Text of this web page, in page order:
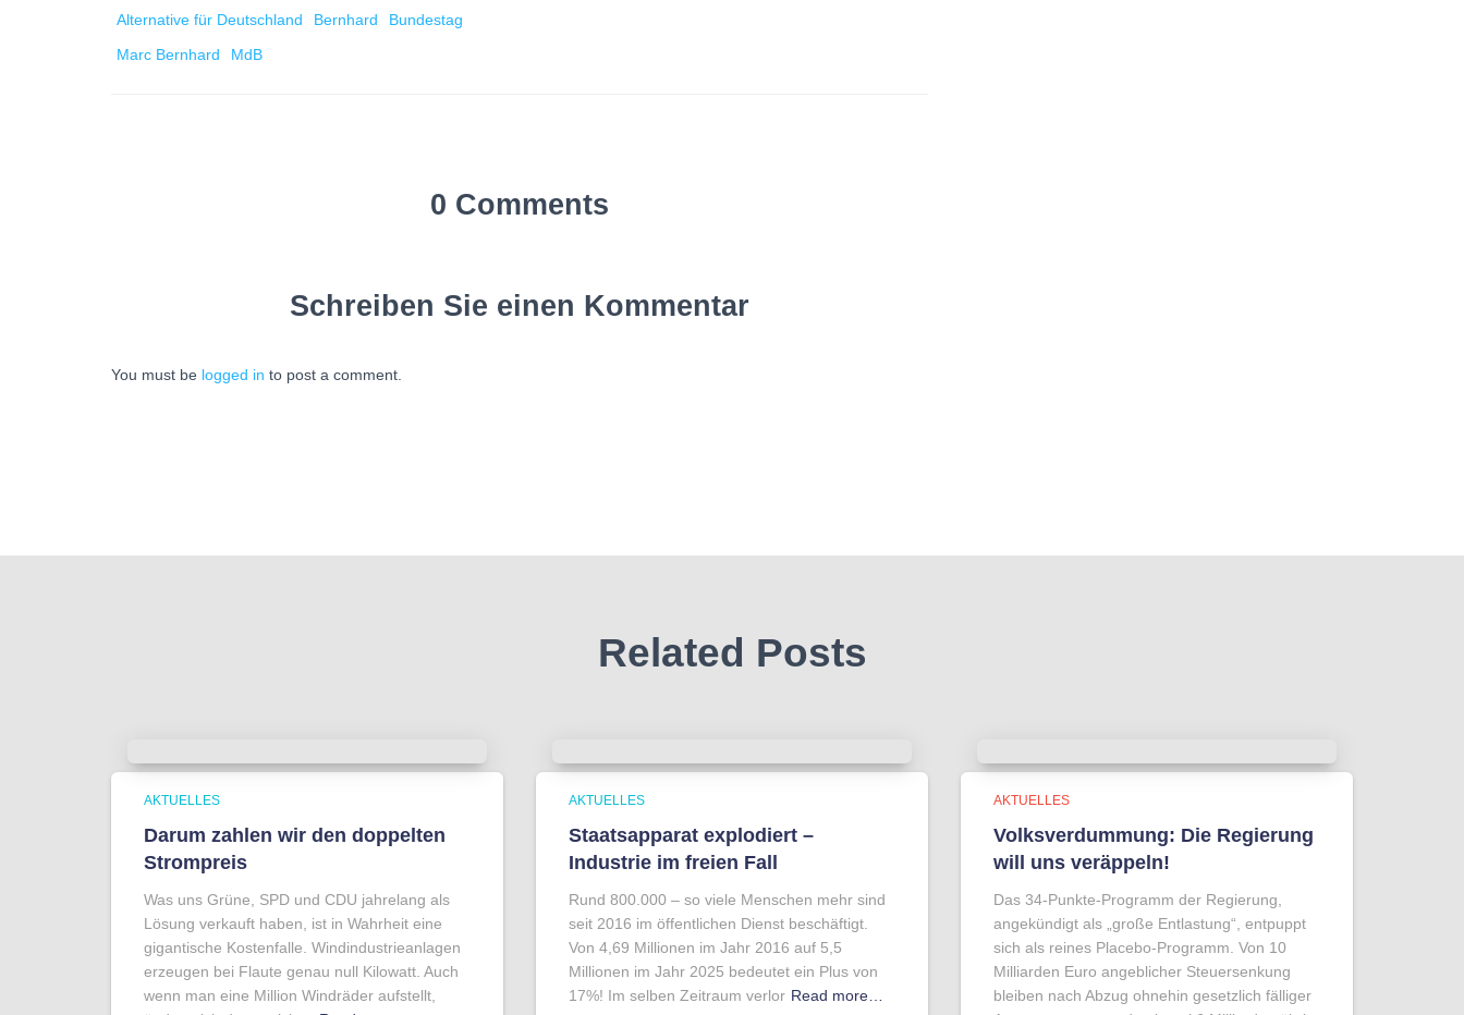
Alternative für Deutschland
Bernhard
Bundestag
Marc Bernhard
MdB
0 Comments
Schreiben Sie einen Kommentar
You must be logged in to post a comment.
Related Posts
AKTUELLES
Darum zahlen wir den doppelten
Strompreis
Was uns Grüne, SPD und CDU jahrelang als
Lösung verkauft haben, ist in Wahrheit eine
gigantische Kostenfalle. Windindustrieanlagen
erzeugen bei Flaute genau null Kilowatt. Auch
wenn man eine Million Windräder aufstellt,
AKTUELLES
Staatsapparat explodiert –
Industrie im freien Fall
Rund 800.000 – so viele Menschen mehr sind
seit 2016 im öffentlichen Dienst beschäftigt.
Von 4,69 Millionen im Jahr 2016 auf 5,5
Millionen im Jahr 2025 bedeutet ein Plus von
17%! Im selben Zeitraum verlor Read more…
AKTUELLES
Volksverdummung: Die Regierung
will uns veräppeln!
Das 34-Punkte-Programm der Regierung,
angekündigt als „große Entlastung“, entpuppt
sich als reines Placebo-Programm. Von 10
Milliarden Euro angeblicher Steuersenkung
bleiben nach Abzug ohnehin gesetzlich fälliger